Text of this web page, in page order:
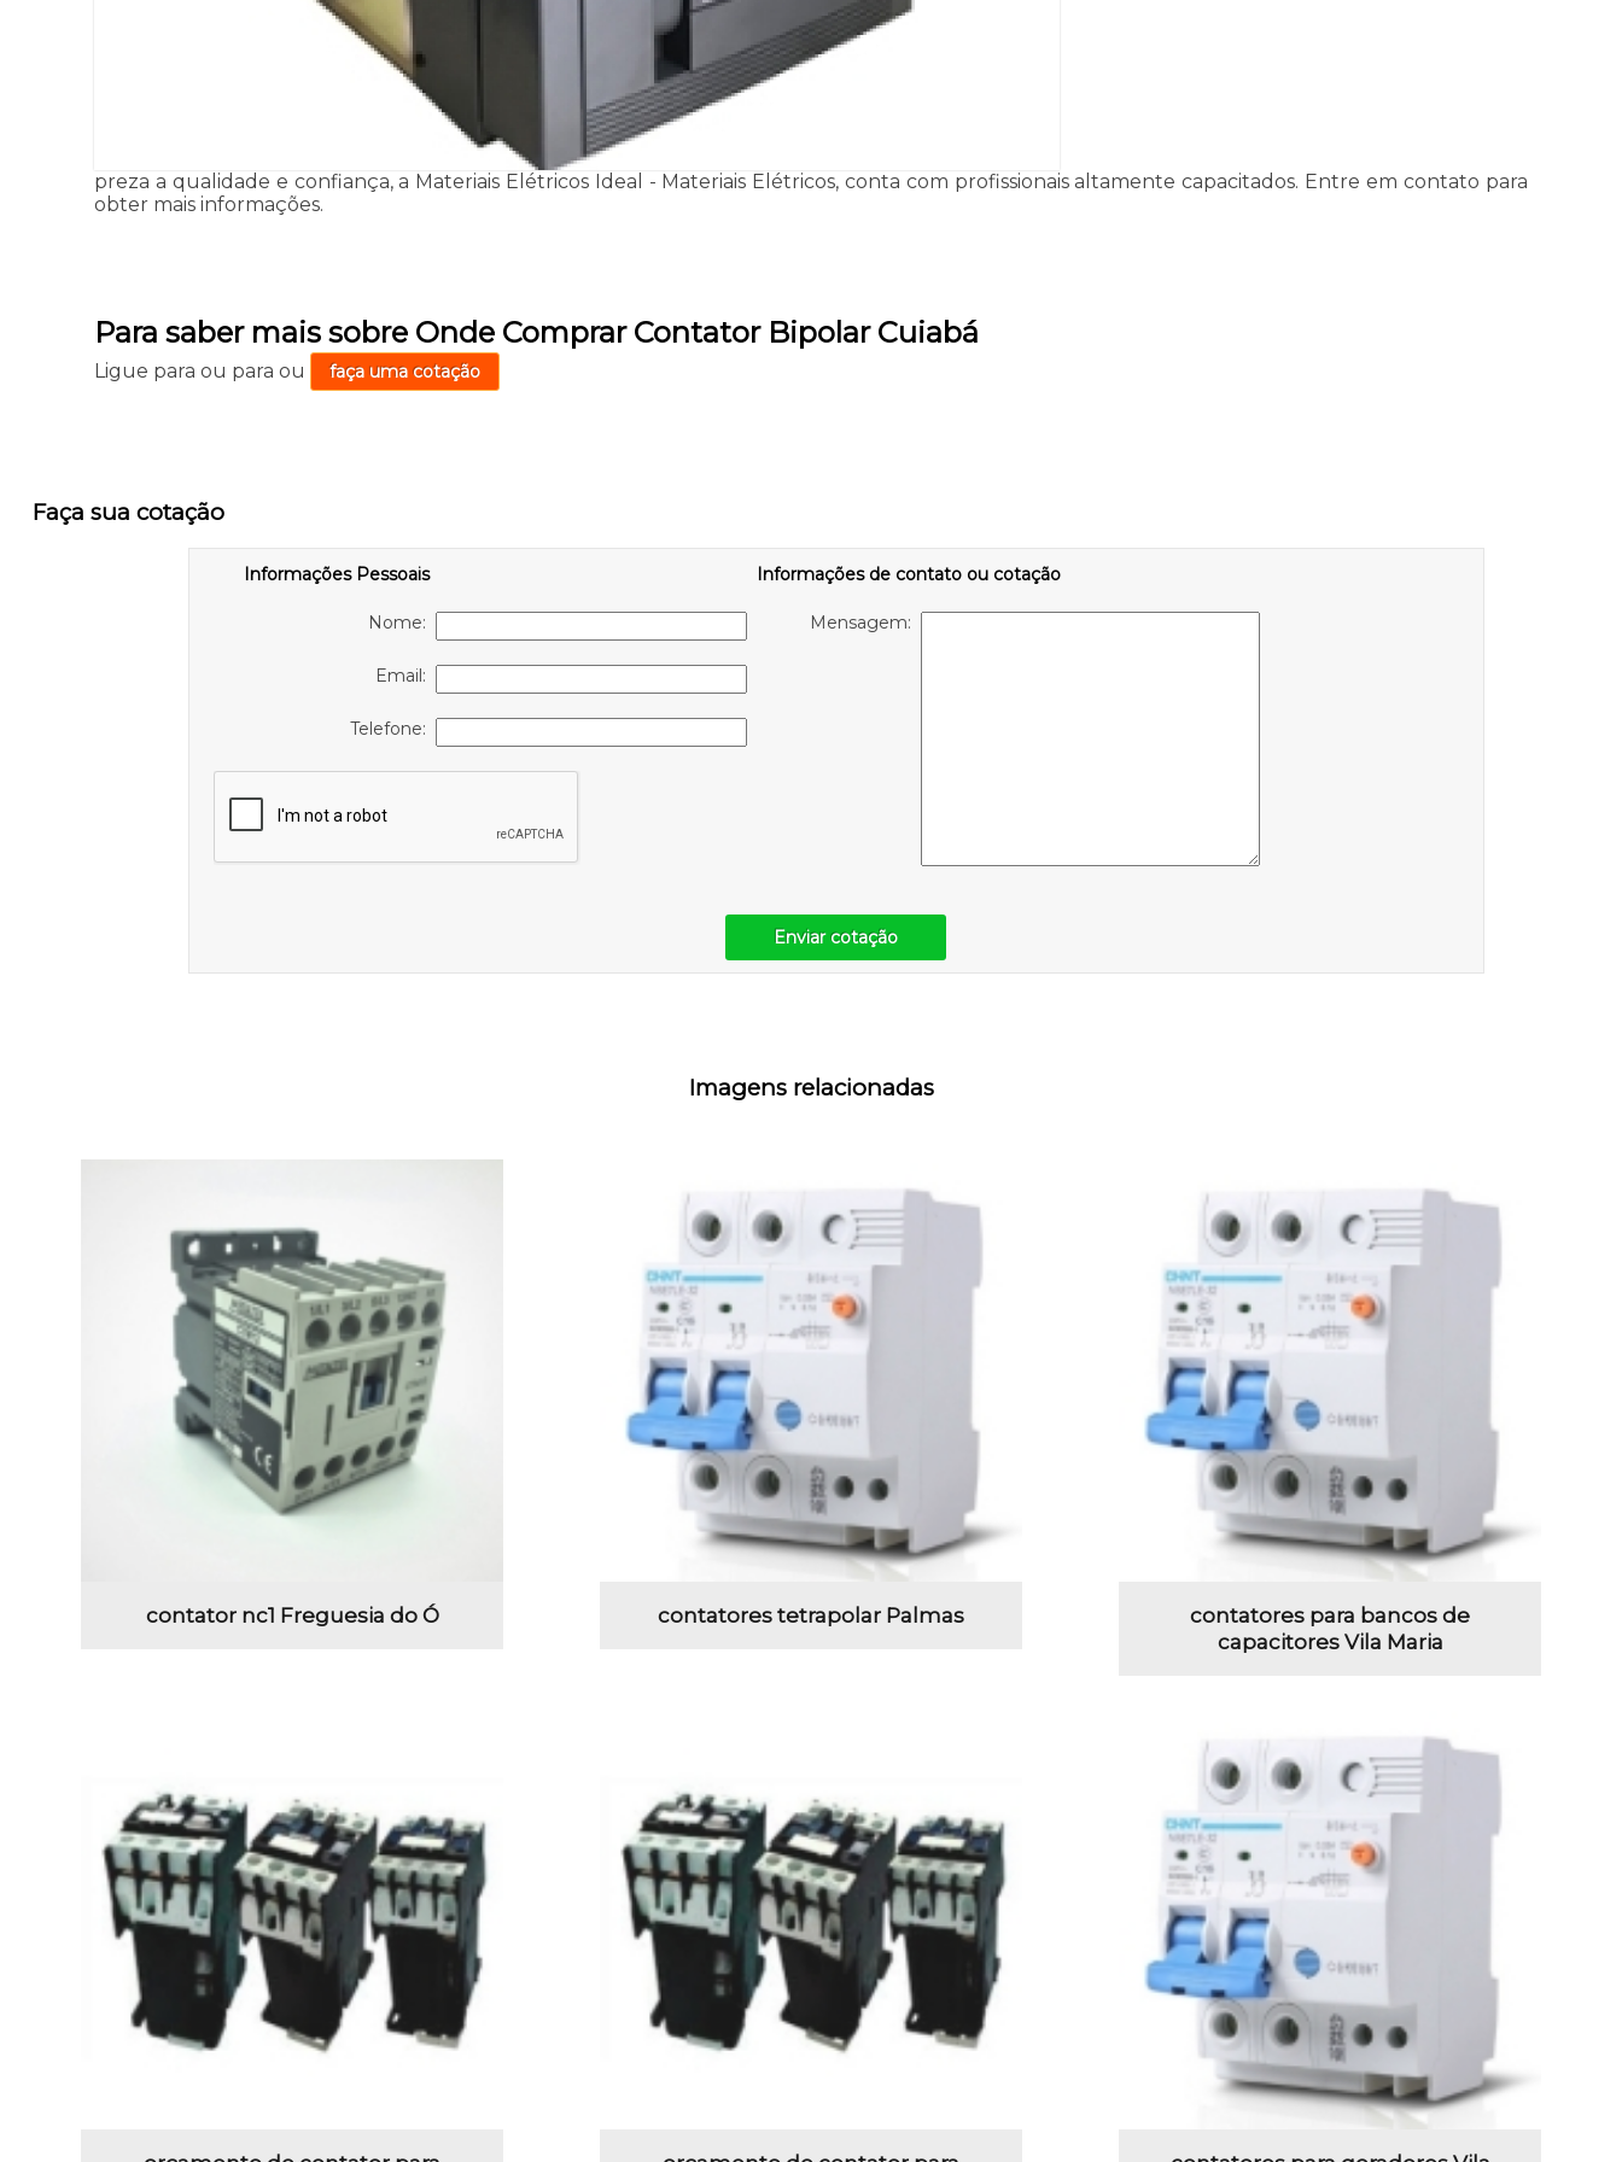
preza a qualidade e confiança, a Materiais Elétricos Ideal - Materiais Elétricos, conta com profissionais altamente capacitados. Entre em contato para
obter mais informações.
Para saber mais sobre Onde Comprar Contator Bipolar Cuiabá
Ligue paraou paraou faça uma cotação
Faça sua cotação
Informações Pessoais
Nome:
Email:
Telefone:
Informações de contato ou cotação
Mensagem:
Enviar cotação
Imagens relacionadas
contator nc1 Freguesia do Ó contatores tetrapolar Palmas
contatores para bancos de
capacitores Vila Maria